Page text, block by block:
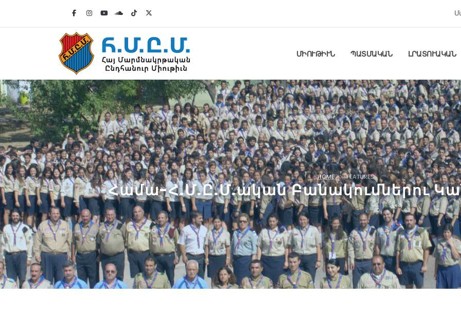
ՄԻՈՒԹԻՒՆ ՊԱՏՄԱԿԱՆ ԼՐԱՏՈՒԱԿԱՆ
Համա-Հ.Մ.Ը.Մ.ական Բանակումներու
HOME FEATURES